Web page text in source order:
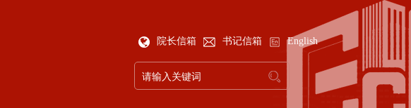
院长信箱 书记信箱 English